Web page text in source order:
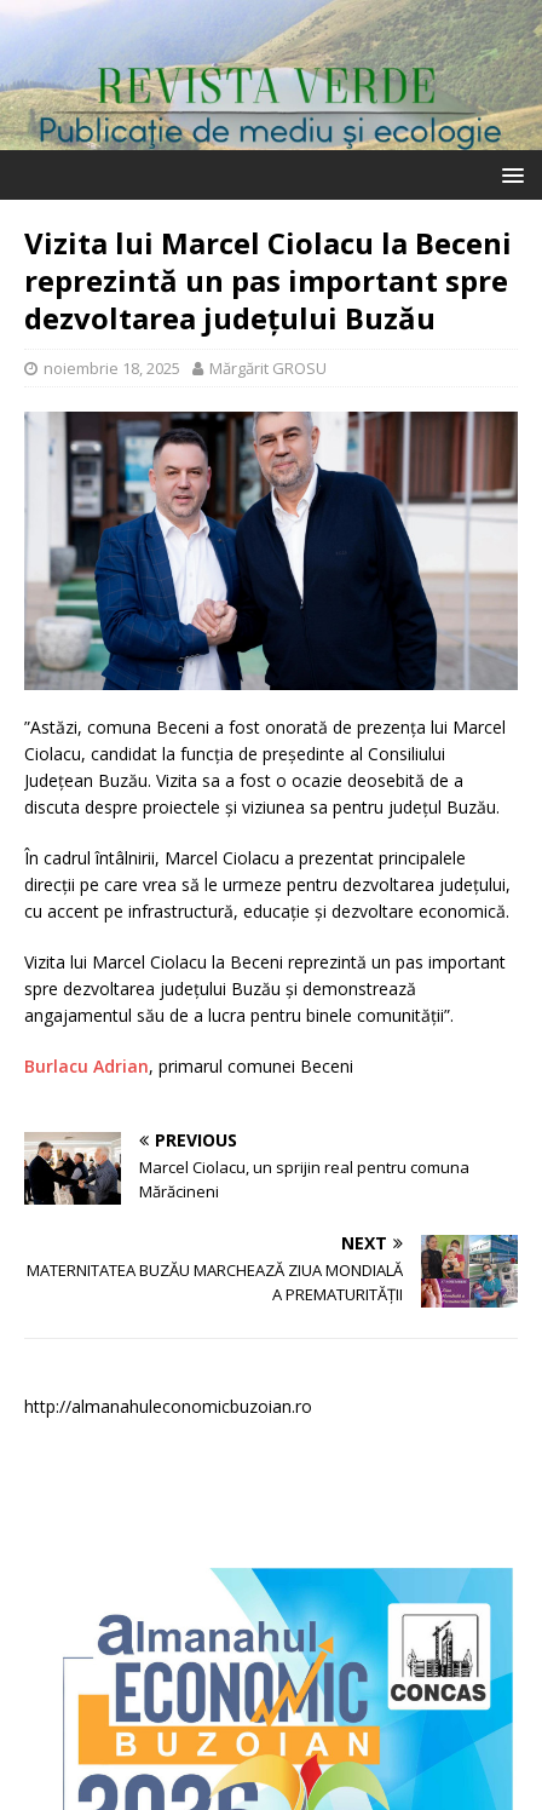
Vizita lui Marcel Ciolacu la Beceni
reprezintă un pas important spre
dezvoltarea județului Buzău
noiembrie 18, 2025 Mărgărit GROSU
”Astăzi, comuna Beceni a fost onorată de prezența lui Marcel
Ciolacu, candidat la funcția de președinte al Consiliului
Județean Buzău. Vizita sa a fost o ocazie deosebită de a
discuta despre proiectele și viziunea sa pentru județul Buzău.
În cadrul întâlnirii, Marcel Ciolacu a prezentat principalele
direcții pe care vrea să le urmeze pentru dezvoltarea județului,
cu accent pe infrastructură, educație și dezvoltare economică.
Vizita lui Marcel Ciolacu la Beceni reprezintă un pas important
spre dezvoltarea județului Buzău și demonstrează
angajamentul său de a lucra pentru binele comunității”.
Burlacu Adrian, primarul comunei Beceni
PREVIOUS
Marcel Ciolacu, un sprijin real pentru comuna
Mărăcineni
NEXT
MATERNITATEA BUZĂU MARCHEAZĂ ZIUA MONDIALĂ
A PREMATURITĂȚII
http://almanahuleconomicbuzoian.ro